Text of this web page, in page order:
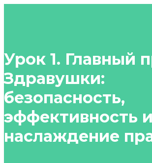
Урок 1. Главный
Здравушки:
безопасность,
эффективность и
наслаждение